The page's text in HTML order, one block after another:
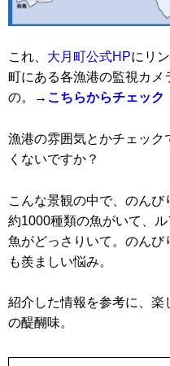
これ、 大月町公式HPにリ
町にある各漁港の監視カ
の。
→ こちらからチェック
漁港の雰囲気とかチェック
くないですか？
こんな景観の中で、のん
約1000種類の魚がいて、
魚がどっさりいて。のんび
も羨ましい悩み。
紹介した情報を参考に、
の醍醐味。